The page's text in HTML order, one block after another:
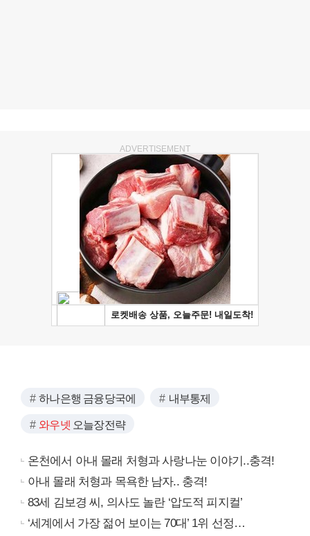
ADVERTISEMENT
하나은행 금융당국에 내부통제
와우넷 오늘장전략
온천에서 아내 몰래 처형과 사랑나눈 이야기..충격!
아내 몰래 처형과 목욕한 남자.. 충격!
83세 김보경 씨, 의사도 놀란 ‘압도적 피지컬’
‘세계에서 가장 젊어 보이는 70대’ 1위 선정…